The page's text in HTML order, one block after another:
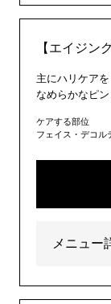
【エイジン
主にハリケアを
なめらかなピン
ケアする部位
フェイス・デコル
メニュー